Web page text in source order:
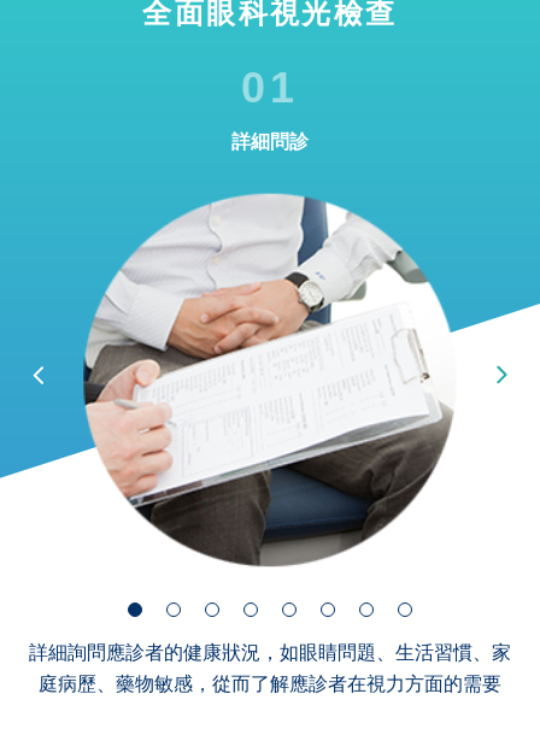
全面眼科視光檢查
01
詳細問診
詳細詢問應診者的健康狀況，如眼睛問題、生活習慣、家
庭病歷、藥物敏感，從而了解應診者在視力方面的需要